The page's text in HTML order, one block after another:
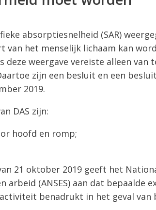
absorptiesnelheid (SAR)
van het menselijk lichaam kan
deze weergave vereiste alleen van
zijn een besluit en een
2019.
DAS zijn:
hoofd en romp;
21 oktober 2019 geeft het
arbeid (ANSES) aan dat bepaalde
benadrukt in het geval van